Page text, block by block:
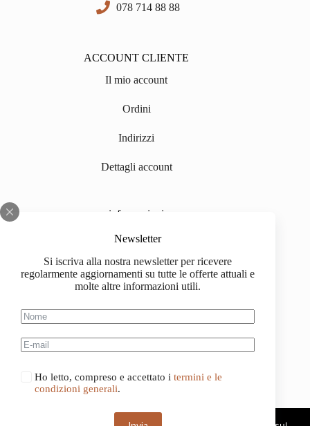
Newsletter
Si iscriva alla nostra newsletter per ricevere
regolarmente aggiornamenti su tutte le offerte attuali e
molte altre informazioni utili.
Ho letto, compreso e accettato i termini e le
condizioni generali.
078 714 88 88
ACCOUNT CLIENTE
Il mio account
Ordini
Indirizzi
Dettagli account
informazioni
Chi siamo
Impressum
Informazioni sull'acquisto
Condizioni generali di contratto